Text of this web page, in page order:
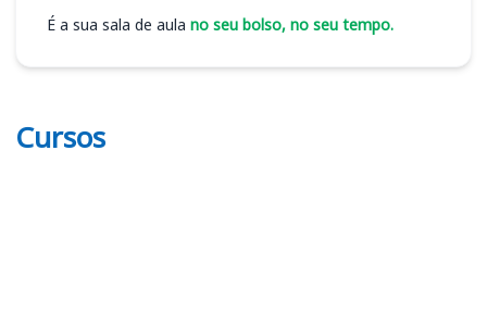
É a sua sala de aula no seu bolso, no seu tempo.
Cursos